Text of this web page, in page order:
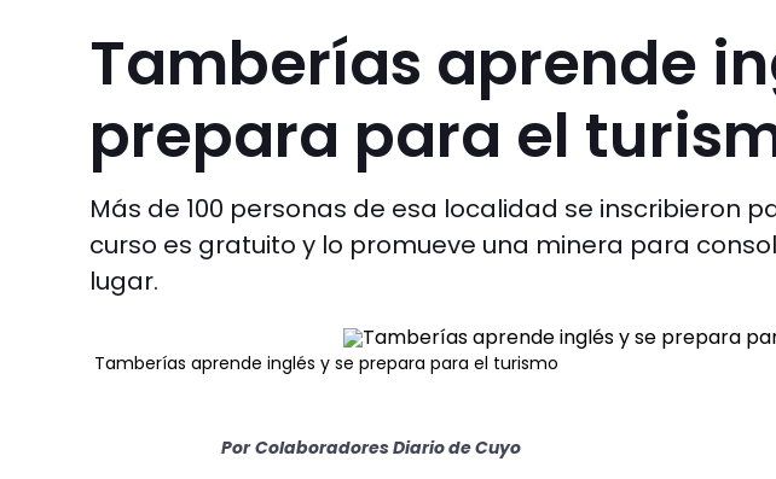
Tamberías aprende
prepara para el
Más de 100 personas de esa localidad se inscribieron
curso es gratuito y lo promueve una minera para
lugar.
Tamberías aprende inglés y se prepara para el turismo
Por Colaboradores Diario de Cuyo